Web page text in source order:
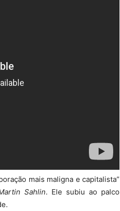
mais maligna e capitalista”
Sahlin. Ele subiu ao palco